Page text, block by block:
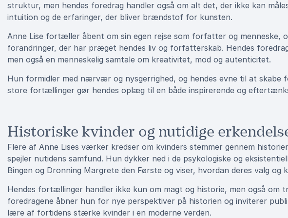
struktur, men hendes foredrag handler også om alt det, der ikke kan
intuition og de erfaringer, der bliver brændstof for kunsten.
Anne Lise fortæller åbent om sin egen rejse som forfatter og menneske,
forandringer, der har præget hendes liv og forfatterskab. Hendes
men også en menneskelig samtale om kreativitet, mod og autenticitet.
Hun formidler med nærvær og nysgerrighed, og hendes evne til at skabe
store fortællinger gør hendes oplæg til en både inspirerende og
Historiske kvinder og nutidige
Flere af Anne Lises værker kredser om kvinders stemmer gennem
spejler nutidens samfund. Hun dykker ned i de psykologiske og
Bingen og Dronning Margrete den Første og viser, hvordan deres valg og
Hendes fortællinger handler ikke kun om magt og historie, men også om
foredragene åbner hun for nye perspektiver på historien og inviterer
lære af fortidens stærke kvinder i en moderne verden.